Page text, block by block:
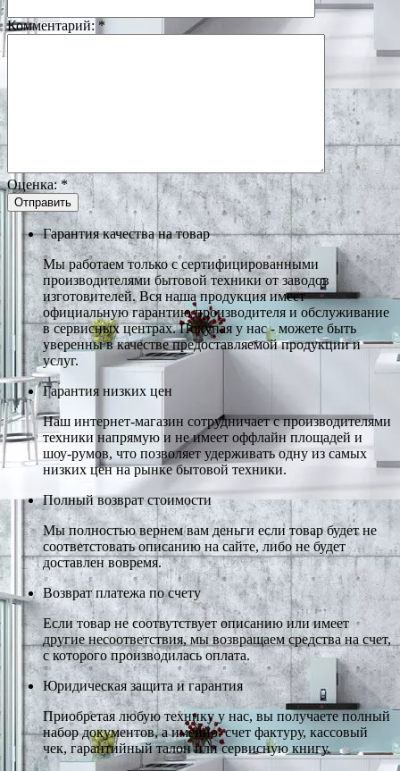
Комментарий: *
Оценка: *
Гарантия качества на товар
Мы работаем только с сертифицированными
производителями бытовой техники от заводов
изготовителей. Вся наша продукция имеет
официальную гарантию производителя и обслуживание
в сервисных центрах. Покупая у нас - можете быть
уверенны в качестве предоставляемой продукции и
услуг.
Гарантия низких цен
Наш интернет-магазин сотрудничает с производителями
техники напрямую и не имеет оффлайн площадей и
шоу-румов, что позволяет удерживать одну из самых
низких цен на рынке бытовой техники.
Полный возврат стоимости
Мы полностью вернем вам деньги если товар будет не
соответстовать описанию на сайте, либо не будет
доставлен вовремя.
Возврат платежа по счету
Если товар не соотвутствует описанию или имеет
другие несоответствия, мы возвращаем средства на счет,
с которого производилась оплата.
Юридическая защита и гарантия
Приобретая любую технику у нас, вы получаете полный
набор документов, а именно: счет фактуру, кассовый
чек, гарантийный талон или сервисную книгу.